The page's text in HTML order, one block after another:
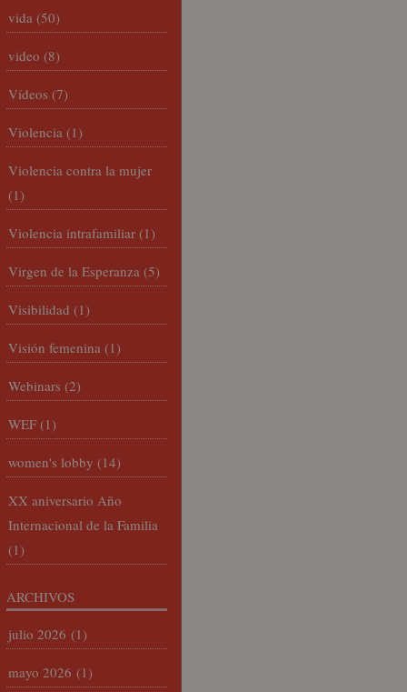
vida (50)
video (8)
Vídeos (7)
Violencia (1)
Violencia contra la mujer
(1)
Violencia intrafamiliar (1)
Virgen de la Esperanza (5)
Visibilidad (1)
Visión femenina (1)
Webinars (2)
WEF (1)
women's lobby (14)
XX aniversario Año
Internacional de la Familia
(1)
ARCHIVOS
julio 2026 (1)
mayo 2026 (1)